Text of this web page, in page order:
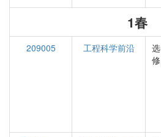
1春
209005 工程科学前沿
选
修